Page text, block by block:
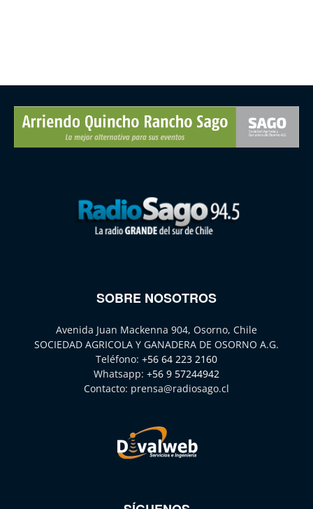
SOBRE NOSOTROS
Avenida Juan Mackenna 904, Osorno, Chile
SOCIEDAD AGRICOLA Y GANADERA DE OSORNO A.G.
Teléfono: +56 64 223 2160
Whatsapp: +56 9 57244942
Contacto: prensa@radiosago.cl